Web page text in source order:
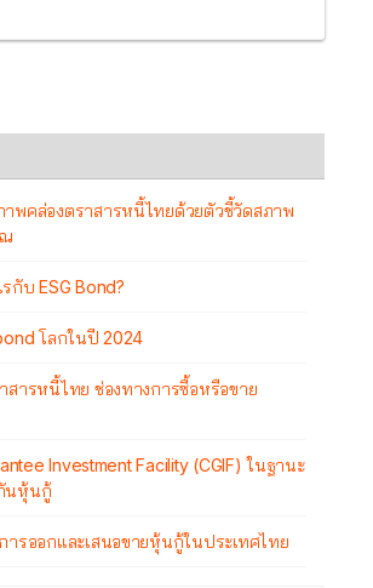
พคล่องตราสารหนี้ไทยด้วยตัวชี้วัดสภาพ
กับ ESG Bond?
โลกในปี 2024
สารหนี้ไทย ช่องทางการซื้อหรือขาย
Investment Facility (CGIF) ในฐานะ
นหุ้นกู้
ารออกและเสนอขายหุ้นกู้ในประเทศไทย